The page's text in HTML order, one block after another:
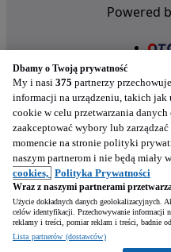
Powered
Nasze
Dbamy o Twoją prywatność
My i nasi 375 partnerzy
informacji na urządzeniu, takich
cookie w celu przetwarzania
zaakceptować wybory lub
momencie na stronie polityki
naszym partnerom i nie będą miały
cookies, Polityka Prywatności
Wraz z naszymi partnerami
Użycie dokładnych danych geolokalizacyjnych.
celów identyfikacji. Przechowywanie informacji
reklamy i treści, pomiar reklam i treści, badnie
Lista partnerów (dostawców)